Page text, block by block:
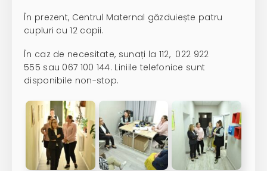
În prezent, Centrul Maternal găzduiește patru
cupluri cu 12 copii.
În caz de necesitate, sunați la 112, 022 922
555 sau 067 100 144. Liniile telefonice sunt
disponibile non-stop.